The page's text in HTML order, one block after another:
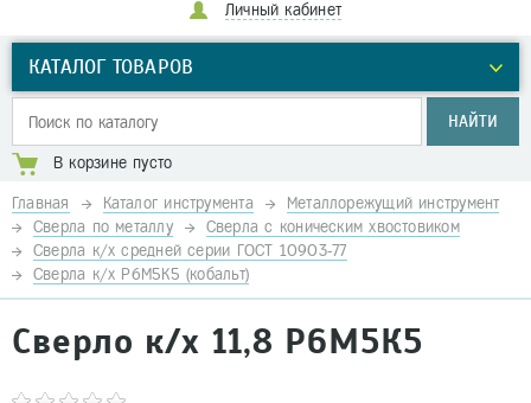
Личный кабинет
КАТАЛОГ ТОВАРОВ
НАЙТИ
В корзине пусто
Главная Каталог инструмента
Металлорежущий инструмент
Сверла по металлу
Сверла с коническим хвостовиком
Сверла к/х средней серии ГОСТ 10903-77
Сверла к/х Р6М5К5 (кобальт)
Сверло к/х 11,8 Р6М5К5